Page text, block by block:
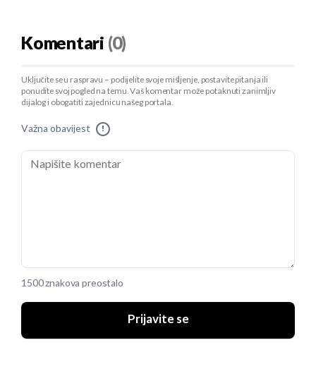
Komentari (0)
Uključite se u raspravu – podijelite svoje mišljenje, postavite pitanja ili
ponudite svoj pogled na temu. Vaš komentar može potaknuti zanimljiv
dijalog i obogatiti zajednicu našeg portala.
Važna obavijest !
1500 znakova preostalo
Prijavite se